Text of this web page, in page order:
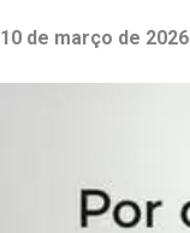
10 de março de 2026